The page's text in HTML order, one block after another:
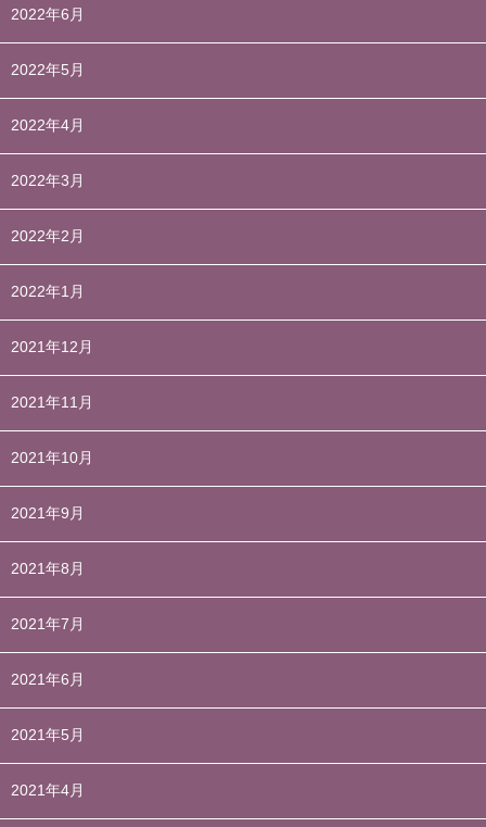
2022年6月
2022年5月
2022年4月
2022年3月
2022年2月
2022年1月
2021年12月
2021年11月
2021年10月
2021年9月
2021年8月
2021年7月
2021年6月
2021年5月
2021年4月